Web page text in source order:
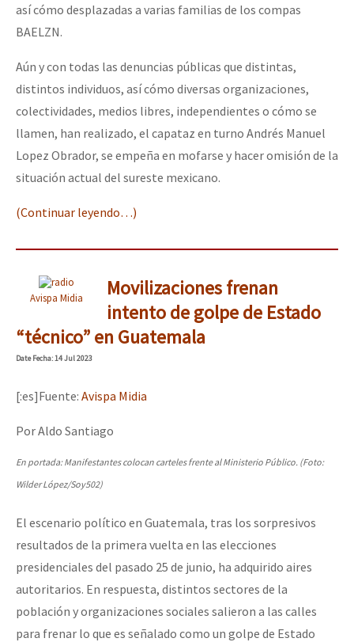
así cómo desplazadas a varias familias de los compas
BAELZN.
Aún y con todas las denuncias públicas que distintas,
distintos individuos, así cómo diversas organizaciones,
colectividades, medios libres, independientes o cómo se
llamen, han realizado, el capataz en turno Andrés Manuel
Lopez Obrador, se empeña en mofarse y hacer omisión de la
situación actual del sureste mexicano.
(Continuar leyendo…)
Avispa Midia
Movilizaciones frenan
intento de golpe de Estado
“técnico” en Guatemala
DateFecha: 14 Jul 2023
[:es]Fuente: Avispa Midia
Por Aldo Santiago
En portada: Manifestantes colocan carteles frente al Ministerio Público. (Foto:
Wilder López/Soy502)
El escenario político en Guatemala, tras los sorpresivos
resultados de la primera vuelta en las elecciones
presidenciales del pasado 25 de junio, ha adquirido aires
autoritarios. En respuesta, distintos sectores de la
población y organizaciones sociales salieron a las calles
para frenar lo que es señalado como un golpe de Estado